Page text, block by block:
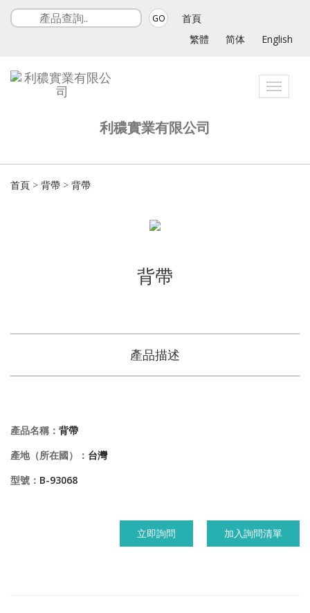
GO
首頁
繁體
简体 English
Toggle
利穠實業有限公司
首頁 > 背帶 > 背帶
背帶
產品描述
產品名稱： 背帶
產地（所在國）： 台灣
型號： B-93068
立即詢問 加入詢問清單